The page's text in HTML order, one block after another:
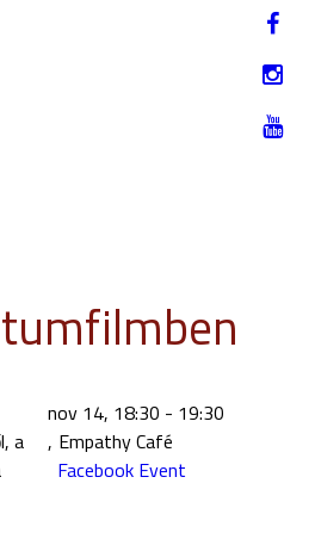
a
nov 14, 18:30 - 19:30
Empathy Café
Facebook Event